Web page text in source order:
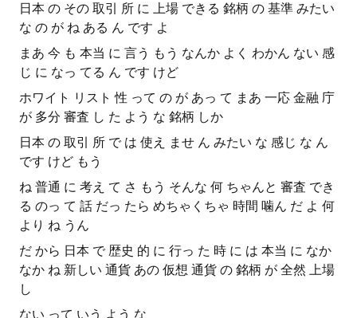
日本 の その 取引 所 に 上場 できる 銘柄 の 基準 みたい
な の が ね ある ん です よ
まあ 今 も 本当 に 言う もう なんか よく わかん ない 感
じ に なっ てる ん です けど
ホワイト リスト 性 って の が あっ て まあ 一応 金融 庁
が 多分 審査 し た よう な 銘柄 しか
日本 の 取引 所 で は 使え ませ ん みたい な 感じ な ん
です けど もう
ね 普通 に 考え て さ もう そんな 何 ちゃんと 審査 でき
る のっ て 話 だっ たら めちゃくちゃ 時間 噛ん だ よ 何
より ね うん
だ から 日本 で 歴史 的 に 行っ た 時 に は 本当 に なか
なか ね 新しい 通貨 あの 仮想 通貨 の 銘柄 が 全然 上場
し
ない って いう よう な